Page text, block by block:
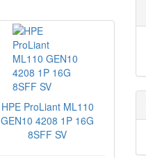
HPE ProLiant ML110
GEN10 4208 1P 16G
8SFF SV